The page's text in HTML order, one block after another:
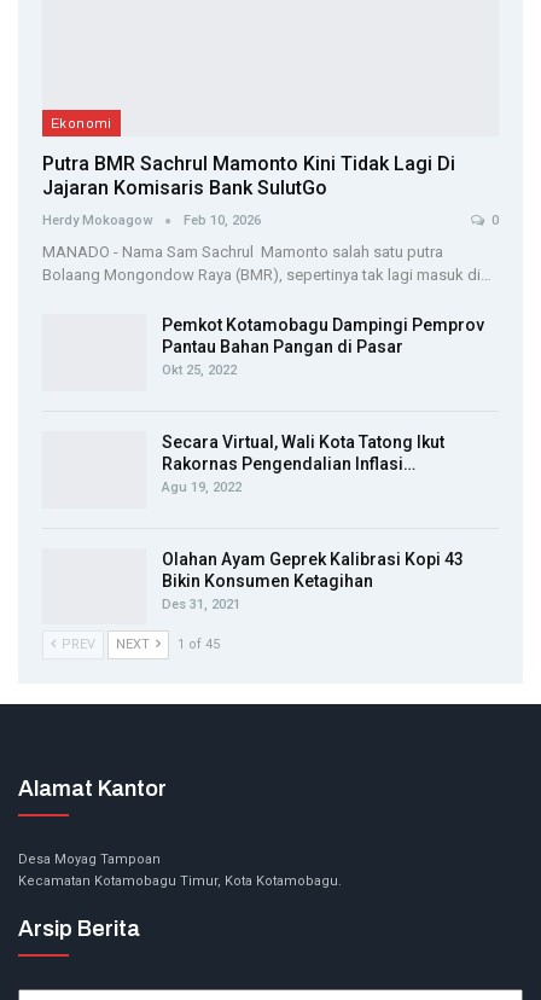
Ekonomi
Putra BMR Sachrul Mamonto Kini Tidak Lagi Di
Jajaran Komisaris Bank SulutGo
Herdy Mokoagow Feb 10, 2026 0
MANADO - Nama Sam Sachrul Mamonto salah satu putra
Bolaang Mongondow Raya (BMR), sepertinya tak lagi masuk di…
Pemkot Kotamobagu Dampingi Pemprov
Pantau Bahan Pangan di Pasar
Okt 25, 2022
Secara Virtual, Wali Kota Tatong Ikut
Rakornas Pengendalian Inflasi…
Agu 19, 2022
Olahan Ayam Geprek Kalibrasi Kopi 43
Bikin Konsumen Ketagihan
Des 31, 2021
PREV NEXT 1 of 45
Alamat Kantor
Desa Moyag Tampoan
Kecamatan Kotamobagu Timur, Kota Kotamobagu.
Arsip Berita